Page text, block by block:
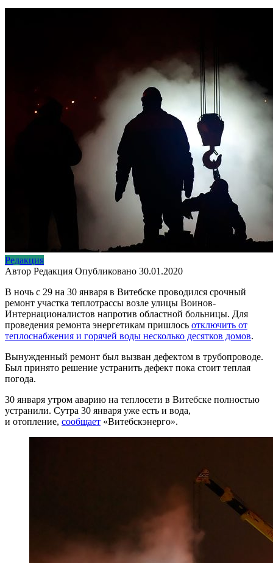
Редакция
Автор Редакция Опубликовано 30.01.2020
В ночь с 29 на 30 января в Витебске проводился срочный
ремонт участка теплотрассы возле улицы Воинов-
Интернационалистов напротив областной больницы. Для
проведения ремонта энергетикам пришлось отключить от
теплоснабжения и горячей воды несколько десятков домов.
Вынужденный ремонт был вызван дефектом в трубопроводе.
Был принято решение устранить дефект пока стоит теплая
погода.
30 января утром аварию на теплосети в Витебске полностью
устранили. Cутра 30 января уже есть и вода,
и отопление, сообщает «Витебскэнерго».